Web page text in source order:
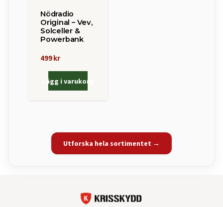
Nödradio
Original – Vev,
Solceller &
Powerbank
499 kr
Lägg i varukorg
Utforska hela sortimentet →